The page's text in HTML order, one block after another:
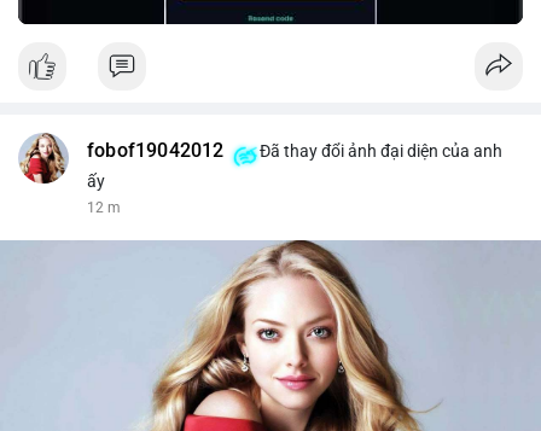
fobof19042012
Đã thay đổi ảnh đại diện của anh
ấy
12 m